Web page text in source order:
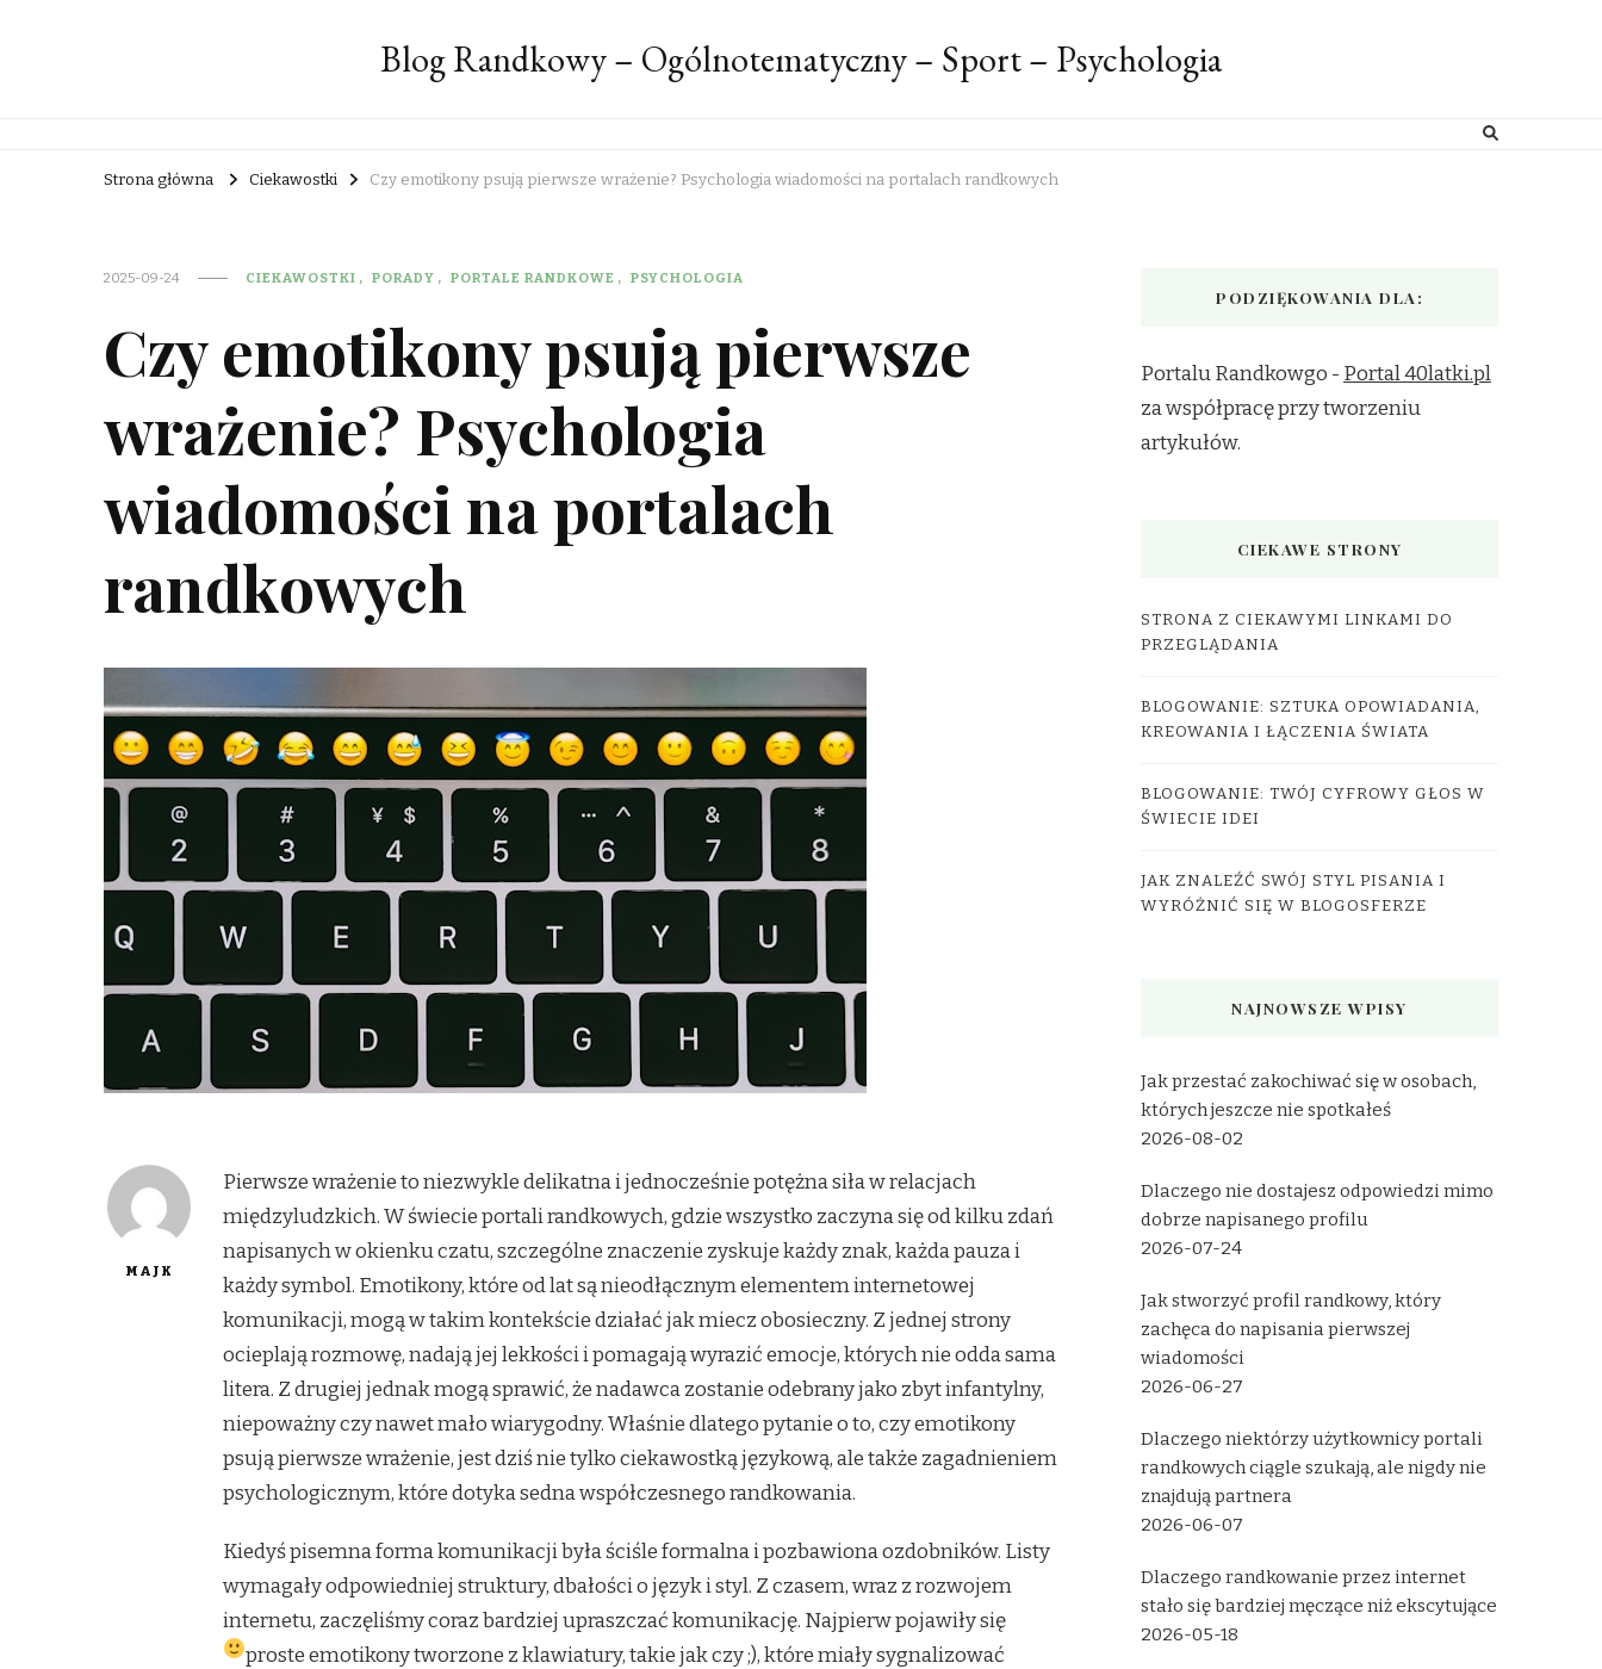
Blog Randkowy – Ogólnotematyczny – Sport – Psychologia
Strona główna Ciekawostki Czy emotikony psują pierwsze wrażenie? Psychologia wiadomości na portalach randkowych
2025-09-24 CIEKAWOSTKI PORADY PORTALE RANDKOWE PSYCHOLOGIA
Czy emotikony psują pierwsze
wrażenie? Psychologia
wiadomości na portalach
randkowych
MAJK
Pierwsze wrażenie to niezwykle delikatna i jednocześnie potężna siła w relacjach
międzyludzkich. W świecie portali randkowych, gdzie wszystko zaczyna się od kilku zdań
napisanych w okienku czatu, szczególne znaczenie zyskuje każdy znak, każda pauza i
każdy symbol. Emotikony, które od lat są nieodłącznym elementem internetowej
komunikacji, mogą w takim kontekście działać jak miecz obosieczny. Z jednej strony
ocieplają rozmowę, nadają jej lekkości i pomagają wyrazić emocje, których nie odda sama
litera. Z drugiej jednak mogą sprawić, że nadawca zostanie odebrany jako zbyt infantylny,
niepoważny czy nawet mało wiarygodny. Właśnie dlatego pytanie o to, czy emotikony
psują pierwsze wrażenie, jest dziś nie tylko ciekawostką językową, ale także zagadnieniem
psychologicznym, które dotyka sedna współczesnego randkowania.
Kiedyś pisemna forma komunikacji była ściśle formalna i pozbawiona ozdobników. Listy
wymagały odpowiedniej struktury, dbałości o język i styl. Z czasem, wraz z rozwojem
internetu, zaczęliśmy coraz bardziej upraszczać komunikację. Najpierw pojawiły się
proste emotikony tworzone z klawiatury, takie jakczy ;), które miały sygnalizować
PODZIĘKOWANIA DLA:
Portalu Randkowgo - Portal 40latki.pl
za współpracę przy tworzeniu
artykułów.
CIEKAWE STRONY
STRONA Z CIEKAWYMI LINKAMI DO
PRZEGLĄDANIA
BLOGOWANIE: SZTUKA OPOWIADANIA,
KREOWANIA I ŁĄCZENIA ŚWIATA
BLOGOWANIE: TWÓJ CYFROWY GŁOS W
ŚWIECIE IDEI
JAK ZNALEŹĆ SWÓJ STYL PISANIA I
WYRÓŻNIĆ SIĘ W BLOGOSFERZE
NAJNOWSZE WPISY
Jak przestać zakochiwać się w osobach,
których jeszcze nie spotkałeś
2026-08-02
Dlaczego nie dostajesz odpowiedzi mimo
dobrze napisanego profilu
2026-07-24
Jak stworzyć profil randkowy, który
zachęca do napisania pierwszej
wiadomości
2026-06-27
Dlaczego niektórzy użytkownicy portali
randkowych ciągle szukają, ale nigdy nie
znajdują partnera
2026-06-07
Dlaczego randkowanie przez internet
stało się bardziej męczące niż ekscytujące
2026-05-18